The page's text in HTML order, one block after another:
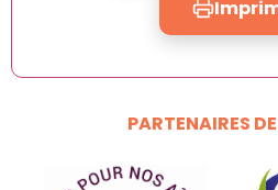
PARTENAIRES